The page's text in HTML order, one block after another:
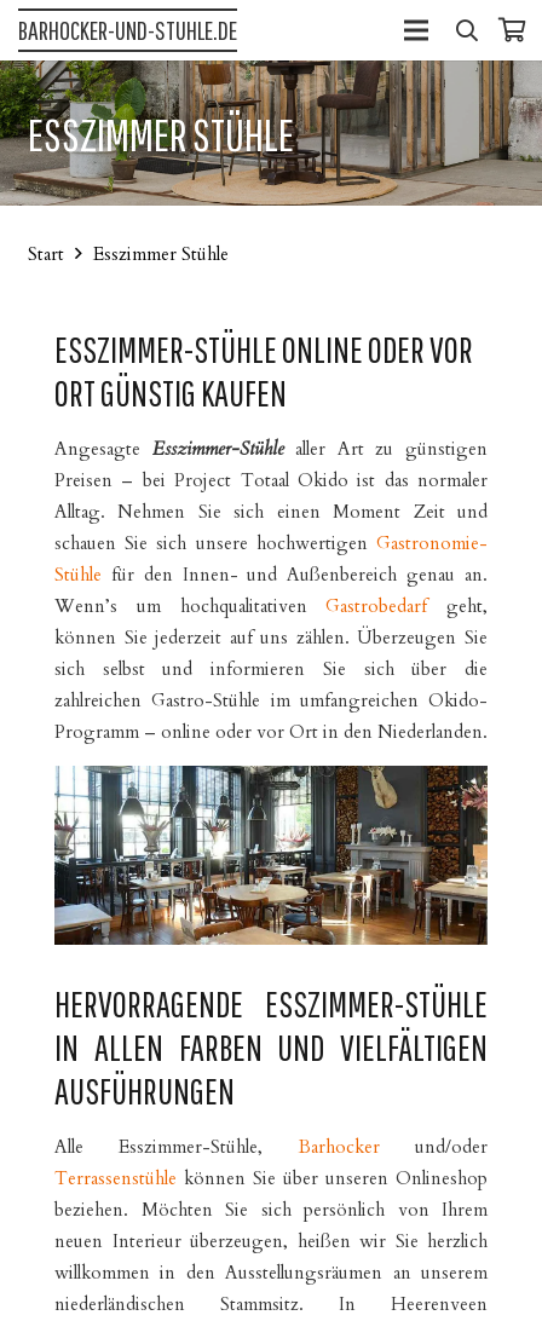
BARHOCKER-UND-STUHLE.DE
ESSZIMMER STÜHLE
Start Esszimmer Stühle
ESSZIMMER-STÜHLE ONLINE ODER VOR
ORT GÜNSTIG KAUFEN
Angesagte Esszimmer-Stühlealler Art zu günstigen
Preisen – bei Project Totaal Okido ist das normaler
Alltag. Nehmen Sie sich einen Moment Zeit und
schauen Sie sich unsere hochwertigen Gastronomie-
Stühle für den Innen- und Außenbereich genau an.
Wenn’s um hochqualitativenGastrobedarfgeht,
können Sie jederzeit auf uns zählen. Überzeugen Sie
sich selbst und informieren Sie sich über die
zahlreichen Gastro-Stühle im umfangreichen Okido-
Programm – online oder vor Ort in den Niederlanden.
HERVORRAGENDE ESSZIMMER-STÜHLE
IN ALLEN FARBEN UND VIELFÄLTIGEN
AUSFÜHRUNGEN
Alle Esszimmer-Stühle,Barhockerund/oder
Terrassenstühle können Sie über unseren Onlineshop
beziehen. Möchten Sie sich persönlich von Ihrem
neuen Interieur überzeugen, heißen wir Sie herzlich
willkommen in den Ausstellungsräumen an unserem
niederländischen Stammsitz. In Heerenveen